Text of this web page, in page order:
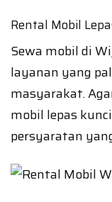
Rental Mobil
Sewa mobil di
layanan yang
masyarakat.
mobil lepas
persyaratan